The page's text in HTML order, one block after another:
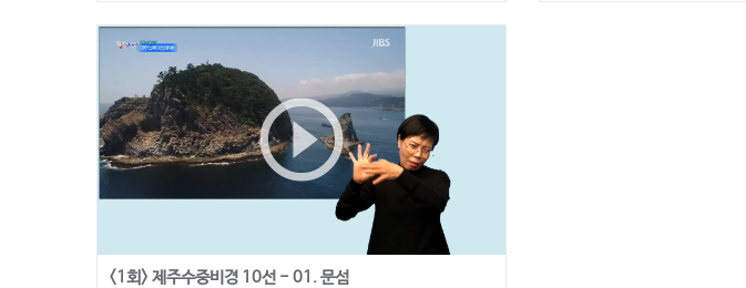
play_circle_outline
<1회> 제주수중비경 10선 - 01. 문섬